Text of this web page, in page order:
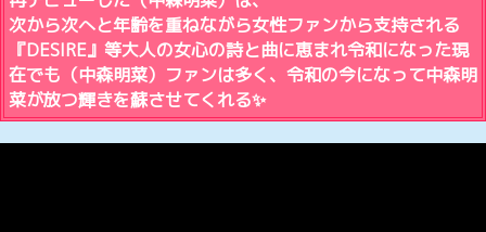
次から次へと年齢を重ねながら女性ファンから支持される
『DESIRE』等大人の女心の詩と曲に恵まれ令和になった現
在でも（中森明菜）ファンは多く、令和の今になって中森明
菜が放つ輝きを蘇させてくれる✨